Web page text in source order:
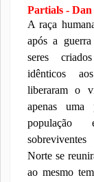
Partials - Dan
A raça
após a
seres
idênticos
liberaram o
apenas uma
Norte se
ao mesmo